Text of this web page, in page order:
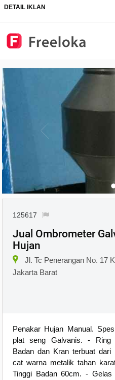
DETAIL IKLAN
125617
Jual Ombrometer
Hujan
Jl. Tc Penerangan No. 17
Jakarta Barat
Penakar Hujan Manual.
plat seng Galvanis. - Ring
Badan dan Kran terbuat
cat warna metalik tahan
Tinggi Badan 60cm. -